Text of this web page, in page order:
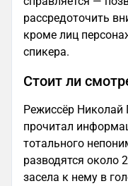
рассредоточить
кроме лиц
спикера.
Стоит ли
Режиссёр Николай
прочитал
тотального
разводятся около
засела к нему в